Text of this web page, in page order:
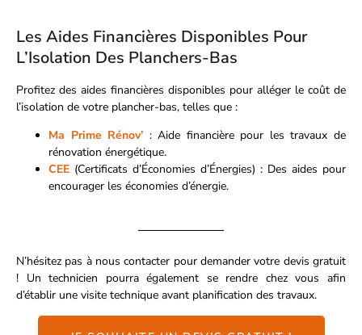
Les Aides Financières Disponibles Pour
L’Isolation Des Planchers-Bas
Profitez des aides financières disponibles pour alléger le coût de
l’isolation de votre plancher-bas, telles que :
Ma Prime Rénov’ : Aide financière pour les travaux de
rénovation énergétique.
CEE (Certificats d’Économies d’Énergies) : Des aides pour
encourager les économies d’énergie.
N’hésitez pas à nous contacter pour demander votre devis gratuit
! Un technicien pourra également se rendre chez vous afin
d’établir une visite technique avant planification des travaux.